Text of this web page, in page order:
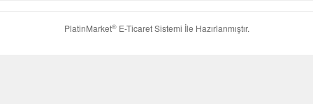
PlatinMarket®E-Ticaret Sistemi İle Hazırlanmıştır.